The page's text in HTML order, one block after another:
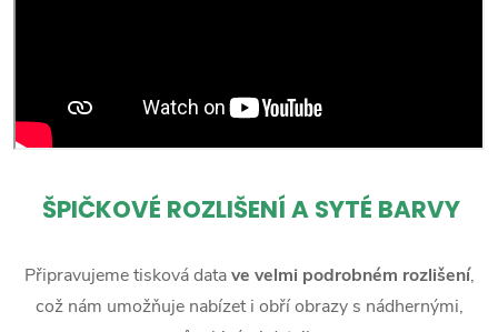
ŠPIČKOVÉ ROZLIŠENÍ A SYTÉ BARVY
Připravujeme tisková datave velmi podrobném rozlišení,
což nám umožňuje nabízet i obří obrazy s nádhernými,